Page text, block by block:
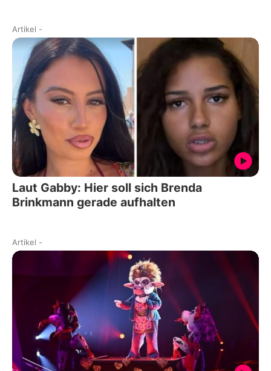
Artikel -
Laut Gabby: Hier soll sich Brenda
Brinkmann gerade aufhalten
Artikel -